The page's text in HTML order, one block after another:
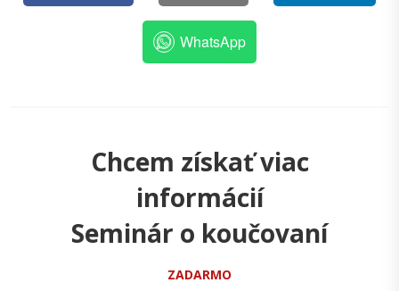
WhatsApp
Chcem získať viac
informácií
Seminár o koučovaní
ZADARMO